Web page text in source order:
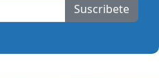
Suscribete